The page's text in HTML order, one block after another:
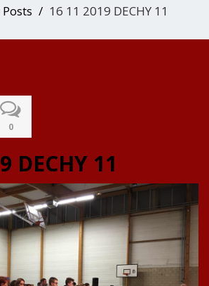
16 11 2019 DECHY 11
0
DECHY 11